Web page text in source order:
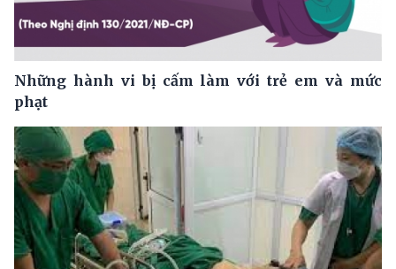
Những hành vi bị cấm làm với trẻ em và mức
phạt